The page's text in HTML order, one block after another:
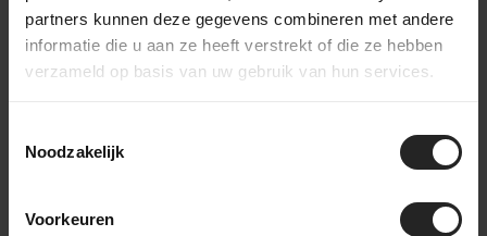
partners kunnen deze gegevens combineren met andere
informatie die u aan ze heeft verstrekt of die ze hebben
verzameld op basis van uw gebruik van hun services.
Noodzakelijk
Voorkeuren
Hinter den Kulissen bei BikeSuperior
Nach deiner Bestellung sammelt unser Lagerteam alle